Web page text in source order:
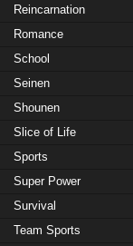
Reincarnation
Romance
School
Seinen
Shounen
Slice of Life
Sports
Super Power
Survival
Team Sports